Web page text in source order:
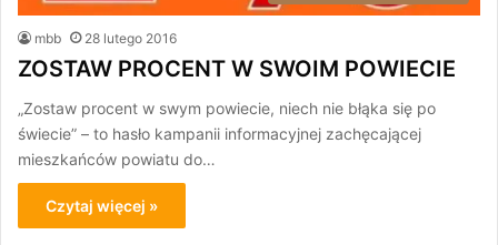
mbb 28 lutego 2016
ZOSTAW PROCENT W SWOIM POWIECIE
„Zostaw procent w swym powiecie, niech nie błąka się po
świecie” – to hasło kampanii informacyjnej zachęcającej
mieszkańców powiatu do…
Czytaj więcej »